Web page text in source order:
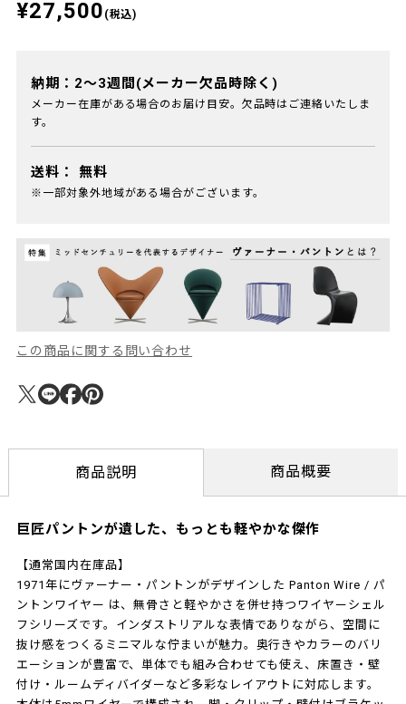
¥27,500 (税込)
納期：2～3週間(メーカー欠品時除く)
メーカー在庫がある場合のお届け目安。欠品時はご連絡いたしま
す。
送料： 無料
※一部対象外地域がある場合がございます。
この商品に関する問い合わせ
商品説明 商品概要
巨匠パントンが遺した、もっとも軽やかな傑作
【通常国内在庫品】
1971年にヴァーナー・パントンがデザインした Panton Wire / パ
ントンワイヤー は、無骨さと軽やかさを併せ持つワイヤーシェル
フシリーズです。インダストリアルな表情でありながら、空間に
抜け感をつくるミニマルな佇まいが魅力。奥行きやカラーのバリ
エーションが豊富で、単体でも組み合わせても使え、床置き・壁
付け・ルームディバイダーなど多彩なレイアウトに対応します。